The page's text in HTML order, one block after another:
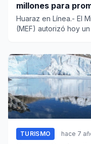
millones para
Huaraz en Línea.- El
(MEF) autorizó hoy
TURISMO hace 7